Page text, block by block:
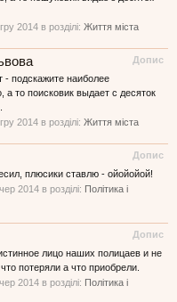
2014 в розділі: Життя міста
Допис
- подскажите наиболее
то поисковик выдает с десяток
2014 в розділі: Життя міста
Допис
плюсики ставлю - ойойойой!
2014 в розділі: Політика і
Допис
лицо наших полицаев и не
потеряли а что приобрели.
2014 в розділі: Політика і